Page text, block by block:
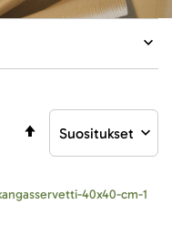
Aseta